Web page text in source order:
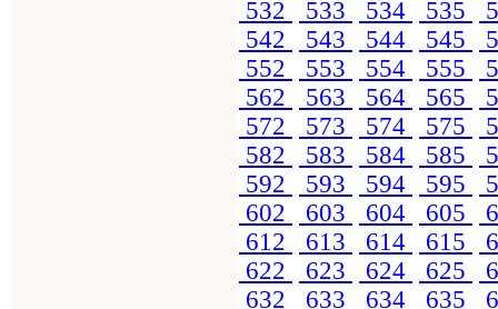
532
533 534 535
542
543 544 545
552
553 554 555
562
563 564 565
572
573 574 575
582
583 584 585
592
593 594 595
602
603 604 605
612
613 614 615
622
623 624 625
632
633 634 635